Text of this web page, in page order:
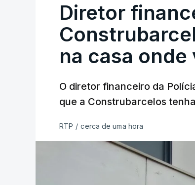
Diretor
na casa onde
O diretor financeiro da
que a Construbarcelos
RTP / cerca de uma hora